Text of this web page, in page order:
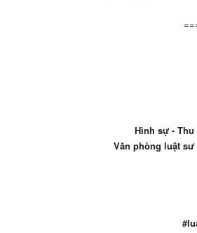
Hình sự -
Văn phòng luật